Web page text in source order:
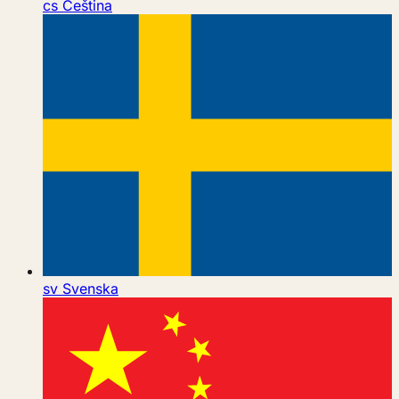
cs Čeština
sv Svenska